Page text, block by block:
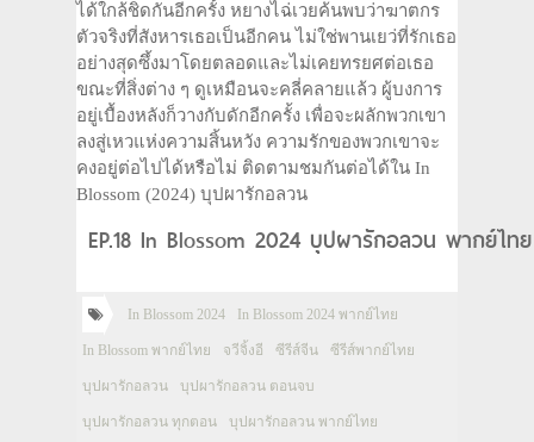
ได้ใกล้ชิดกันอีกครั้ง หยางไฉ่เวยค้นพบว่าฆาตกร
ตัวจริงที่สังหารเธอเป็นอีกคน ไม่ใช่พานเยว่ที่รักเธอ
อย่างสุดซึ้งมาโดยตลอดและไม่เคยทรยศต่อเธอ
ขณะที่สิ่งต่าง ๆ ดูเหมือนจะคลี่คลายแล้ว ผู้บงการ
อยู่เบื้องหลังก็วางกับดักอีกครั้ง เพื่อจะผลักพวกเขา
ลงสู่เหวแห่งความสิ้นหวัง ความรักของพวกเขาจะ
คงอยู่ต่อไปได้หรือไม่ ติดตามชมกันต่อได้ใน In
Blossom (2024) บุปผารักอลวน
EP.18 In Blossom 2024 บุปผารักอลวน พากย์ไ
In Blossom 2024 In Blossom 2024 พากย์ไทย
In Blossom พากย์ไทย จวีจิ้งอี ซีรีส์จีน ซีรีส์พากย์ไทย
บุปผารักอลวน บุปผารักอลวน ตอนจบ
บุปผารักอลวน ทุกตอน บุปผารักอลวน พากย์ไทย